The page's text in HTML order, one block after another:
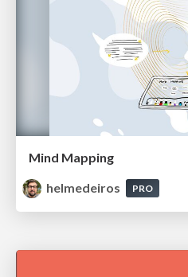
Mind Mapping
helmedeiros
PRO